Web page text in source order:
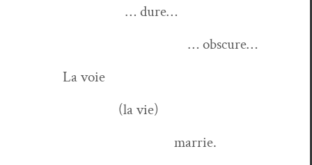
… dure…
… obscure…
La voie
(la vie)
marrie.